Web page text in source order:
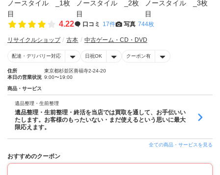
4.22 口コミ 17件 写真 744枚
リサイクルショップ 古本 中古ゲーム・CD・DVD
配達・デリバリー対応 日祝OK クーポン有
住所
東京都杉並区善福寺2-24-20
本日の営業状況 9:00〜19:00
商品・サービス
遺品整理・生前整理
遺品整理・生前整理・終活を当店では買取を通して、お手伝いい
たします。お客様のもったいない・まだ使えるという思いに最大
限応えます。
全ての商品・サービスを見る
おすすめのクーポン